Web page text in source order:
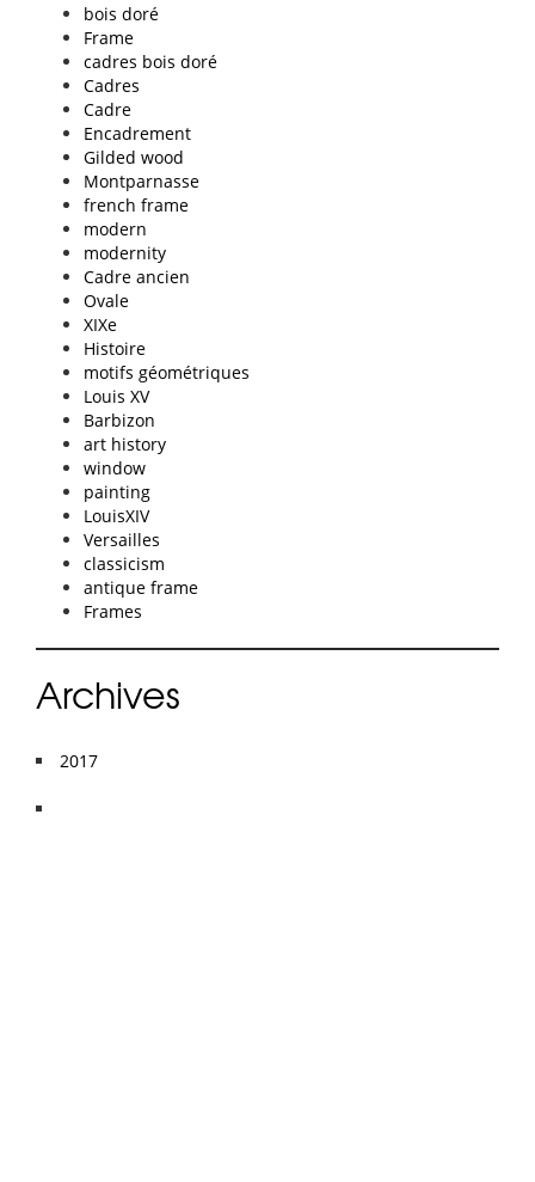
bois doré
Frame
cadres bois doré
Cadres
Cadre
Encadrement
Gilded wood
Montparnasse
french frame
modern
modernity
Cadre ancien
Ovale
XIXe
Histoire
motifs géométriques
Louis XV
Barbizon
art history
window
painting
LouisXIV
Versailles
classicism
antique frame
Frames
Archives
2017